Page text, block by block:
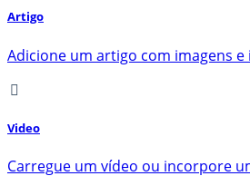
Artigo
Adicione um artigo com imagens
Video
Carregue um vídeo ou incorpore